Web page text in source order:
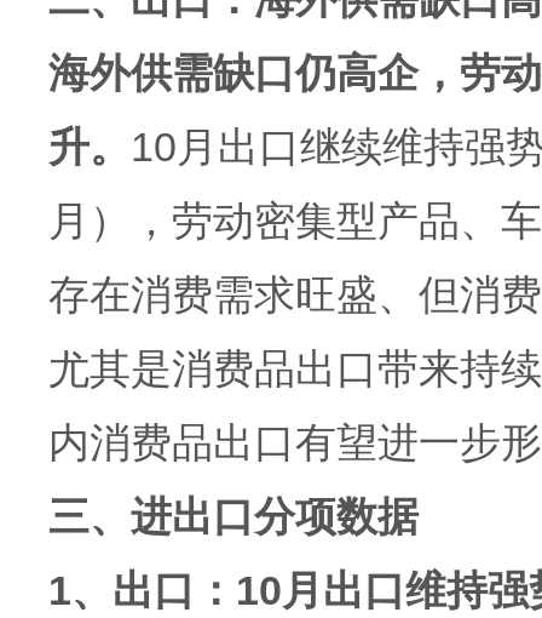
海外供需缺口仍高企，劳
升。 10月出口继续维持强
月），劳动密集型产品、
存在消费需求旺盛、但消
尤其是消费品出口带来持
内消费品出口有望进一步
三、进出口分项数据
1、出口：10月出口维持